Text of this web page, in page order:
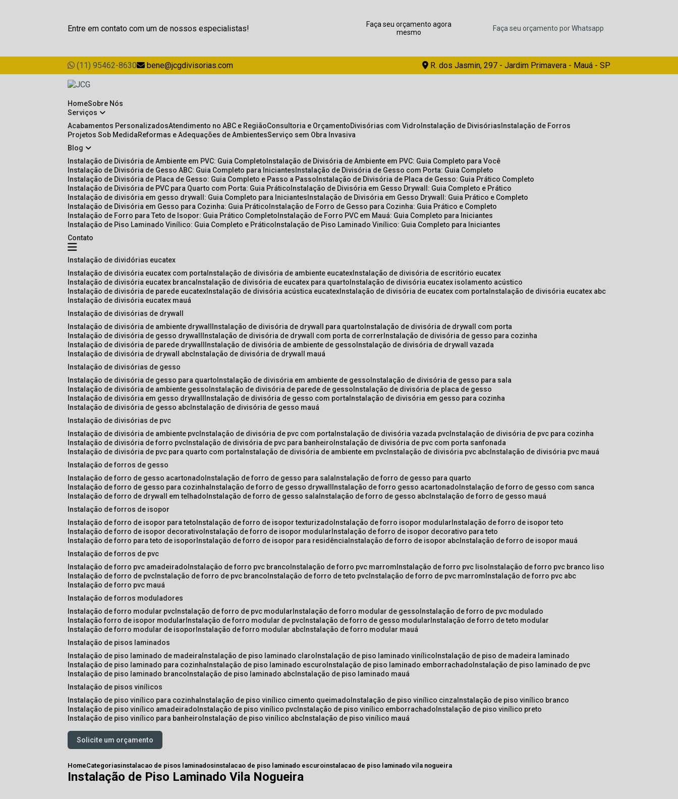
Entre em contato com um de nossos especialistas!
Faça seu orçamento agora
mesmo
Faça seu orçamento por Whatsapp
(11) 95462-8630 bene@jcgdivisorias.com R. dos Jasmin, 297 - Jardim Primavera - Mauá - SP
Home Sobre Nós
Serviços
Acabamentos Personalizados Atendimento no ABC e Região Consultoria e Orçamento Divisórias com Vidro Instalação de Divisórias Instalação de Forros
Projetos Sob Medida
Reformas e Adequações de Ambientes Serviço sem Obra Invasiva
Blog
Instalação de Divisória de Ambiente em PVC: Guia Completo Instalação de Divisória de Ambiente em PVC: Guia Completo para Você
Instalação de Divisória de Gesso ABC: Guia Completo para Iniciantes Instalação de Divisória de Gesso com Porta: Guia Completo
Instalação de Divisória de Placa de Gesso: Guia Completo e Passo a Passo Instalação de Divisória de Placa de Gesso: Guia Prático Completo
Instalação de Divisória de PVC para Quarto com Porta: Guia Prático Instalação de Divisória em Gesso Drywall: Guia Completo e Prático
Instalação de divisória em gesso drywall: Guia Completo para Iniciantes Instalação de Divisória em Gesso Drywall: Guia Prático e Completo
Instalação de Divisória em Gesso para Cozinha: Guia Prático Instalação de Forro de Gesso para Cozinha: Guia Prático e Completo
Instalação de Forro para Teto de Isopor: Guia Prático Completo Instalação de Forro PVC em Mauá: Guia Completo para Iniciantes
Instalação de Piso Laminado Vinílico: Guia Completo e Prático Instalação de Piso Laminado Vinílico: Guia Completo para Iniciantes
Contato
instalação de dividórias eucatex
instalação de divisória eucatex com porta instalação de divisória de ambiente eucatex instalação de divisória de escritório eucatex
instalação de divisória eucatex branca instalação de divisória de eucatex para quarto instalação de divisória eucatex isolamento acústico
instalação de divisória de parede eucatex instalação de divisória acústica eucatex instalação de divisória de eucatex com porta instalação de divisória eucatex abc
instalação de divisória eucatex mauá
instalação de divisórias de drywall
instalação de divisória de ambiente drywall
instalação de divisória de drywall para quarto instalação de divisória de drywall com porta
instalação de divisória de gesso drywall
instalação de divisória de drywall com porta de correr instalação de divisória de gesso para cozinha
instalação de divisória de parede drywall
instalação de divisória de ambiente de gesso instalação de divisória de drywall vazada
instalação de divisória de drywall abc instalação de divisória de drywall mauá
instalação de divisórias de gesso
instalação de divisória de gesso para quarto instalação de divisória em ambiente de gesso instalação de divisória de gesso para sala
instalação de divisória de ambiente gesso instalação de divisória de parede de gesso instalação de divisória de placa de gesso
instalação de divisória em gesso drywall
instalação de divisória de gesso com porta instalação de divisória em gesso para cozinha
instalação de divisória de gesso abc instalação de divisória de gesso mauá
instalação de divisórias de pvc
instalação de divisória de ambiente pvc instalação de divisória de pvc com porta instalação de divisória vazada pvc instalação de divisória de pvc para cozinha
instalação de divisória de forro pvc instalação de divisória de pvc para banheiro instalação de divisória de pvc com porta sanfonada
instalação de divisória de pvc para quarto com porta instalação de divisória de ambiente em pvc instalação de divisória pvc abc instalação de divisória pvc mauá
instalação de forros de gesso
instalação de forro de gesso acartonado instalação de forro de gesso para sala instalação de forro de gesso para quarto
instalação de forro de gesso para cozinha instalação de forro de gesso drywall instalação de forro gesso acartonado instalação de forro de gesso com sanca
instalação de forro de drywall em telhado instalação de forro de gesso sala instalação de forro de gesso abc instalação de forro de gesso mauá
instalação de forros de isopor
instalação de forro de isopor para teto instalação de forro de isopor texturizado instalação de forro isopor modular instalação de forro de isopor teto
instalação de forro de isopor decorativo instalação de forro de isopor modular instalação de forro de isopor decorativo para teto
instalação de forro para teto de isopor instalação de forro de isopor para residência instalação de forro de isopor abc instalação de forro de isopor mauá
instalação de forros de pvc
instalação de forro pvc amadeirado instalação de forro pvc branco instalação de forro pvc marrom instalação de forro pvc liso instalação de forro pvc branco liso
instalação de forro de pvc instalação de forro de pvc branco instalação de forro de teto pvc instalação de forro de pvc marrom instalação de forro pvc abc
instalação de forro pvc mauá
instalação de forros moduladores
instalação de forro modular pvc instalação de forro de pvc modular instalação de forro modular de gesso instalação de forro de pvc modulado
instalação forro de isopor modular instalação de forro modular de pvc instalação de forro de gesso modular instalação de forro de teto modular
instalação de forro modular de isopor instalação de forro modular abc instalação de forro modular mauá
instalação de pisos laminados
instalação de piso laminado de madeira instalação de piso laminado claro instalação de piso laminado vinílico instalação de piso de madeira laminado
instalação de piso laminado para cozinha instalação de piso laminado escuro instalação de piso laminado emborrachado instalação de piso laminado de pvc
instalação de piso laminado branco instalação de piso laminado abc instalação de piso laminado mauá
instalação de pisos vinílicos
instalação de piso vinílico para cozinha instalação de piso vinílico cimento queimado instalação de piso vinílico cinza instalação de piso vinílico branco
instalação de piso vinílico amadeirado instalação de piso vinílico pvc instalação de piso vinílico emborrachado instalação de piso vinílico preto
instalação de piso vinílico para banheiro instalação de piso vinílico abc instalação de piso vinílico mauá
Solicite um orçamento
HomeCategoriasinstalacao de pisos laminadosinstalacao de piso laminado escuroinstalacao de piso laminado vila nogueira
Instalação de Piso Laminado Vila Nogueira